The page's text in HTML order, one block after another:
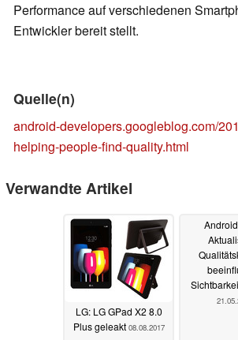
Performance auf verschiedenen
Entwickler bereit stellt.
Quelle(n)
android-developers.googleblog.com/
helping-people-find-quality.html
Verwandte Artikel
LG: LG GPad X2 8.0
Plus geleakt 08.08.2017